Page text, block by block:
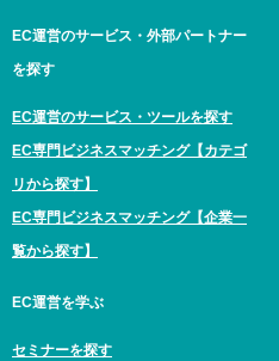
EC運営のサービス・外部パートナー
を探す
EC運営のサービス・ツールを探す
EC専門ビジネスマッチング【カテゴ
リから探す】
EC専門ビジネスマッチング【企業一
覧から探す】
EC運営を学ぶ
セミナーを探す